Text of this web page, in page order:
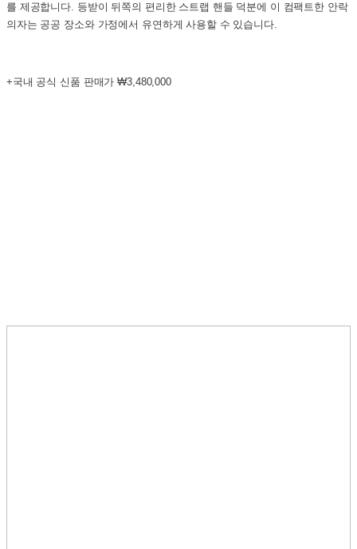
를 제공합니다. 등받이 뒤쪽의 편리한 스트랩 핸들 덕분에 이 컴팩트한 안락
의자는 공공 장소와 가정에서 유연하게 사용할 수 있습니다.
+국내 공식 신품 판매가 ₩3,480,000